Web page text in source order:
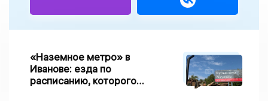
«Наземное метро» в
Иванове: езда по
расписанию, которого